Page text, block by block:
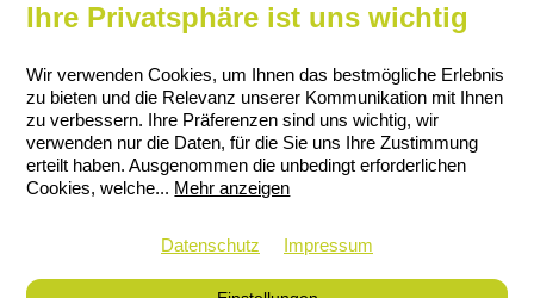
Partner mobilisieren.
Die Kernkompetenz von Paterson-
Entertainment liegt in den Bereichen
Marketing, PR, Media, Promotion und
Events. Dabei beschränken sich die
sondern umfassen ebenfalls Ideen für TV-
Ihre Privatsphäre ist uns wichtig
Wir verwenden Cookies, um Ihnen das bestmögliche Erlebnis
zu bieten und die Relevanz unserer Kommunikation mit Ihnen
zu verbessern. Ihre Präferenzen sind uns wichtig, wir
verwenden nur die Daten, für die Sie uns Ihre Zustimmung
erteilt haben. Ausgenommen die unbedingt erforderlichen
Cookies, welche... Mehr anzeigen
Datenschutz Impressum